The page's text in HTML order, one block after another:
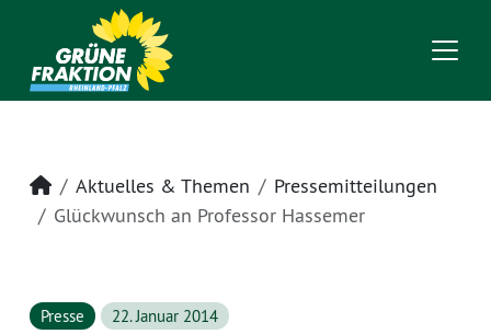
Startseite
Aktuelles & Themen
Pressemitteilungen
Glückwunsch an Professor Hassemer
Presse 22. Januar 2014